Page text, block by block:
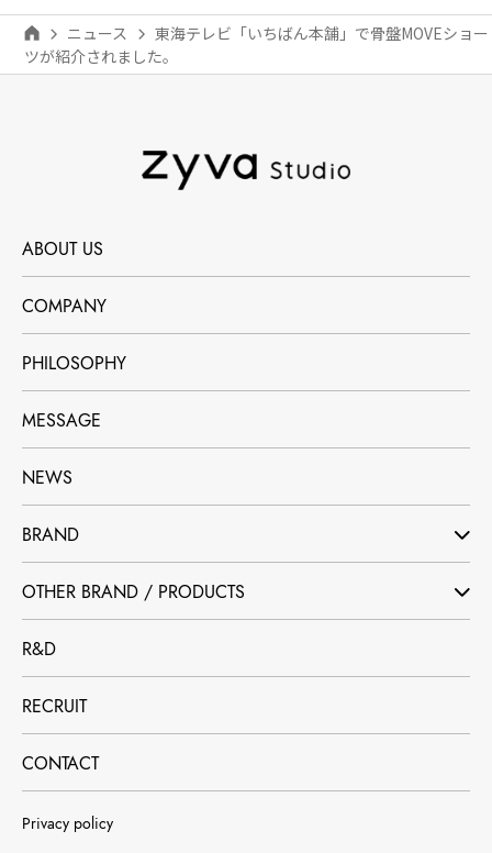
ニュース
東海テレビ「いちばん本舗」で骨盤MOVEショー
ツが紹介されました。
ABOUT US
COMPANY
PHILOSOPHY
MESSAGE
NEWS
BRAND
OTHER BRAND / PRODUCTS
R&D
RECRUIT
CONTACT
Privacy policy